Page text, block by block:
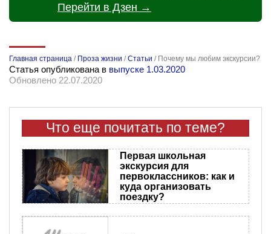
Перейти в Дзен →
Главная страница / Проза жизни /Статьи / Почему мы любим экскурсии?
Статья опубликована в выпуске 1.03.2020
Обновлено 22.07.2020
Что еще почитать по теме?
Первая школьная
экскурсия для
первоклассников: как и
куда организовать
поездку?